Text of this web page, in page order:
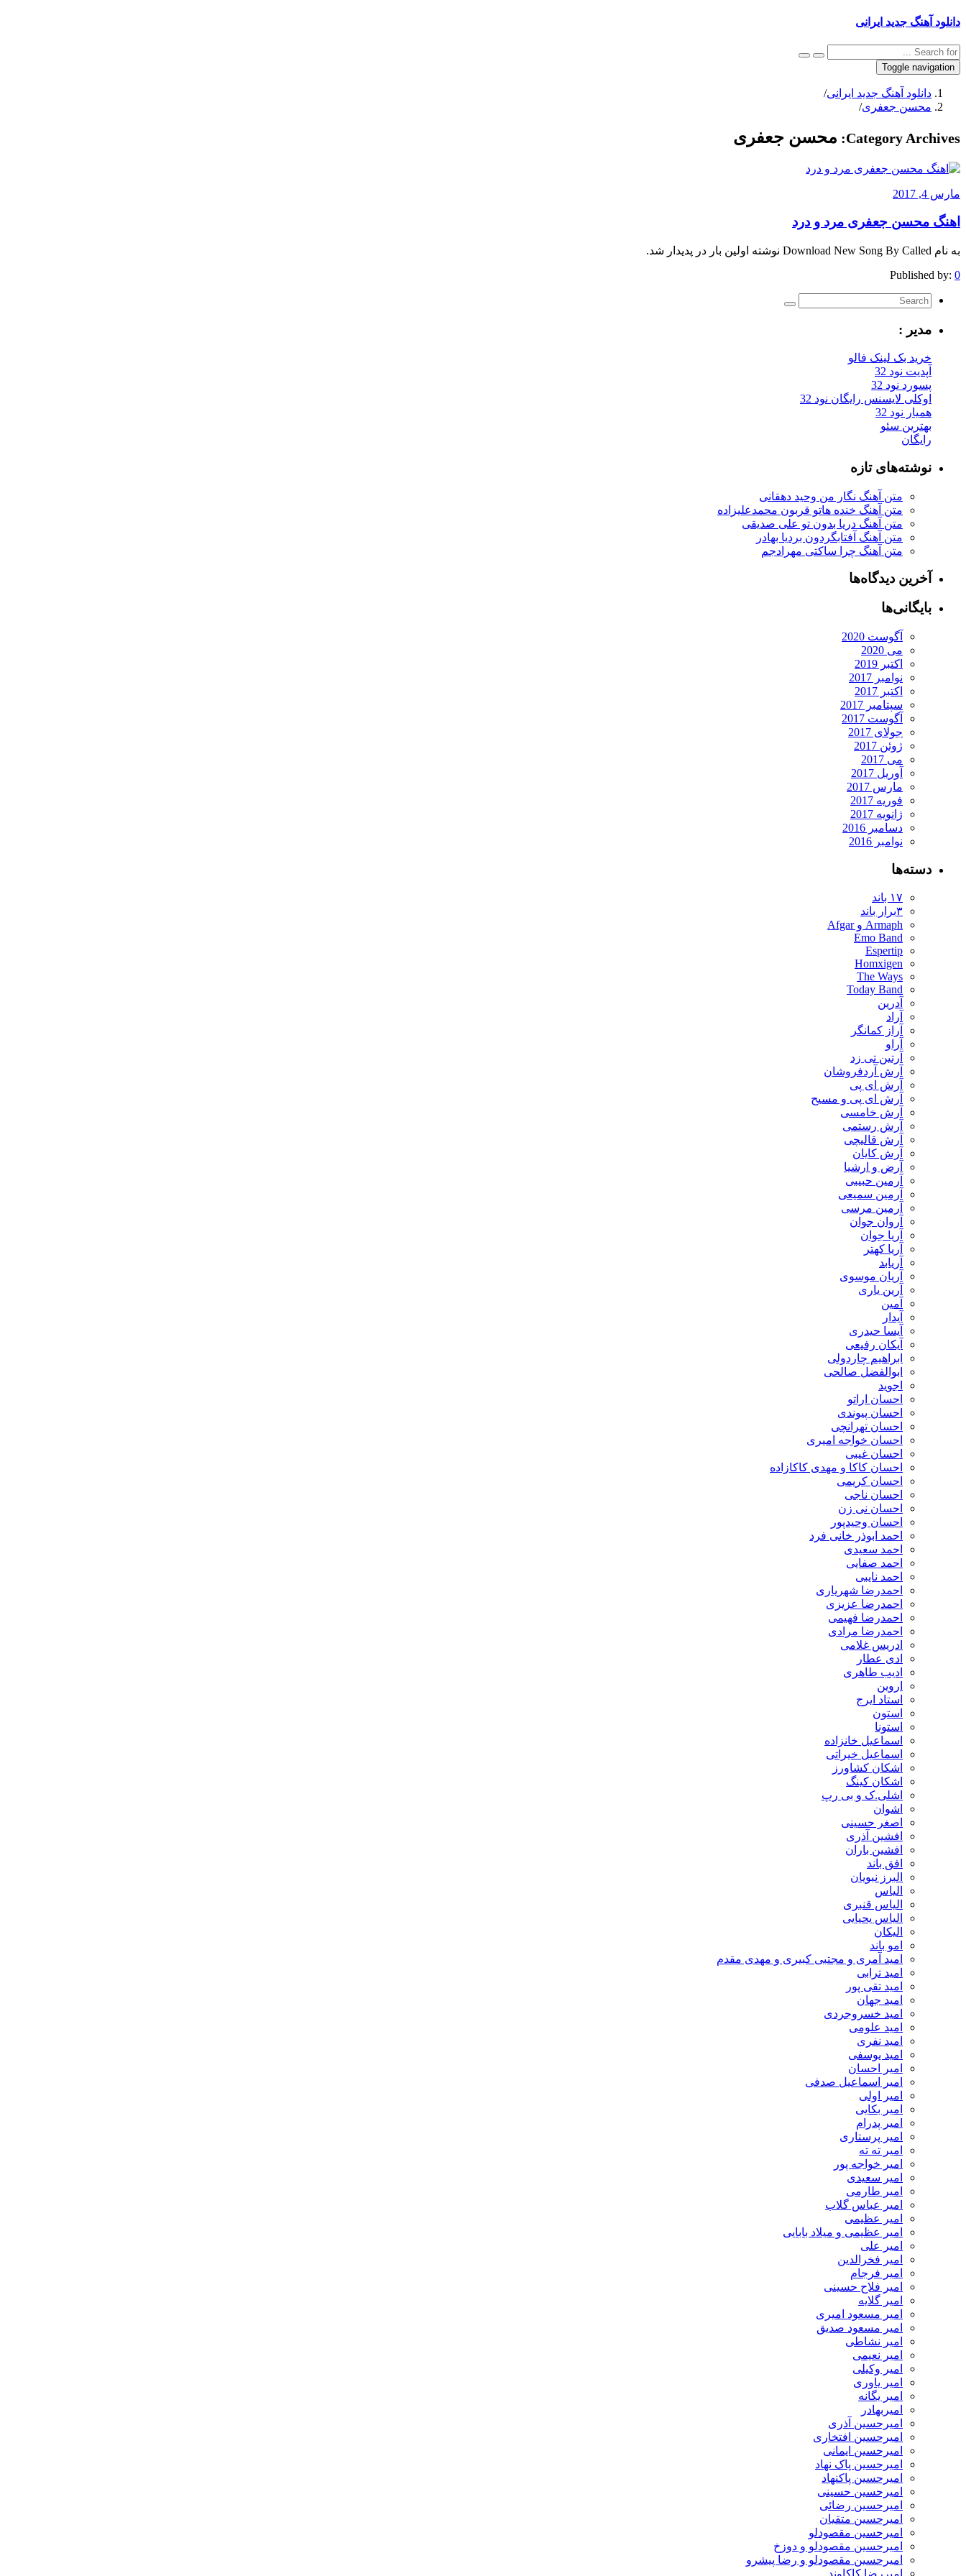
دانلود آهنگ جدید ایرانی
Toggle navigation
دانلود آهنگ جدید ایرانی/
محسن جعفری/
Category Archives: محسن جعفری
مارس 4, 2017
اهنگ محسن جعفری مرد و درد
به نام Download New Song By Called نوشته اولین بار در پدیدار شد.
Published by: 0
مدیر :
خرید بک لینک فالو
آپدیت نود 32
پسورد نود 32
اوکلی لایسنس رایگان نود 32
همیار نود 32
بهترین سئو
رایگان
نوشته‌های تازه
متن آهنگ نگار من وحید دهقانی
متن آهنگ خنده هاتو قربون محمدعلیزاده
متن آهنگ دریا بدون تو علی صدیقی
متن آهنگ آفتابگردون بردیا بهادر
متن آهنگ چرا ساکتی مهرادجم
آخرین دیدگاه‌ها
بایگانی‌ها
آگوست 2020
می 2020
اکتبر 2019
نوامبر 2017
اکتبر 2017
سپتامبر 2017
آگوست 2017
جولای 2017
ژوئن 2017
می 2017
آوریل 2017
مارس 2017
فوریه 2017
ژانویه 2017
دسامبر 2016
نوامبر 2016
دسته‌ها
۱۷ باند
۳برار باند
Armaph و Afgar
Emo Band
Espertip
Homxigen
The Ways
Today Band
آدرین
آراد
آراز کمانگر
آراو
آرتین تی زد
آرش آردفروشان
آرش ای پی
آرش ای پی و مسیح
آرش خامسی
آرش رستمی
آرش قالیچی
آرش کایان
​آرض و ارشیا
آرمین حبیبی
آرمین سمیعی
آرمین مرسی
آروان جوان
آریا جوان
آریا کهتر
آریابد
آریان موسوی
آرین یاری
آمین
آیدار
آیسا حیدری
آیکان رفیعی
ابراهیم چاردولی
ابوالفضل صالحی
اجوید
احسان اراتو
احسان پیوندی
احسان تهرانچی
احسان خواجه امیری
احسان غیبی
احسان کاکا و مهدی کاکازاده
احسان کریمی
احسان ناجی
احسان نی زن
احسان وحیدپور
احمد ابوذر خانی فرد
احمد سعیدی
احمد صفایی
احمد نایبی
احمدرضا شهریاری
احمدرضا عزیزی
احمدرضا فهیمی
احمدرضا مرادی
ادریس غلامی
ادی عطار
ادیب طاهری
اروین
استاد ایرج
استون
استونا
اسماعیل خانزاده
اسماعیل خیراتی
اشکان کشاورز
اشکان کینگ
اشلی.ک و بی رپ
اشوان
اصغر حسینی
افشین آذری
افشین باران
افق باند
البرز نبویان
الیاس
الیاس قنبرى
الیاس یحیایی
الیکان
امو باند
امید آمری و مجتبی کبیری و مهدى مقدم
امید ترابی
امید تقی پور
امید جهان
امید خسروجردی
امید علومی
امید نفری
امید یوسفی
امیر احسان
امیر اسماعیل صدفی
امیر اولی
امیر بکایی
امیر پدرام
امیر پرستاری
امیر ته ته
امیر خواجه پور
امیر سعیدی
امیر طارمی
امیر عباس گلاب
امیر عظیمی
امیر عظیمی و میلاد بابایی
امیر علی
امیر فخرالدین
امیر فرجام
امیر فلاح حسینی
امیر گلایه
امیر مسعود امیری
امیر مسعود صدیق
امیر نشاطی
امیر نعیمی
امیر وکیلی
امیر یاوری
امیر یگانه
امیربهادر
امیرحسین آذری
امیرحسین افتخاری
امیرحسین ایمانی
امیرحسین پاک نهاد
امیرحسین پاکنهاد
امیرحسین حسینی
امیرحسین رضائی
امیرحسین متقیان
امیرحسین مقصودلو
امیرحسین مقصودلو و دوزخ
امیرحسین مقصودلو و رضا پیشرو